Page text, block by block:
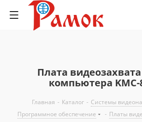
Плата видеозахвата
компьютера KMC-
Главная - Каталог - Системы
Программное обеспечение
- Платы